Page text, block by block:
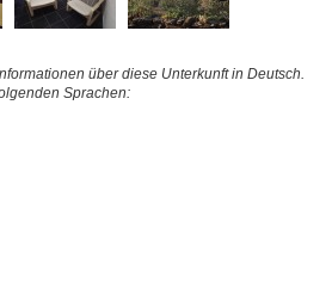
über diese Unterkunft in Deutsch.
Sprachen: